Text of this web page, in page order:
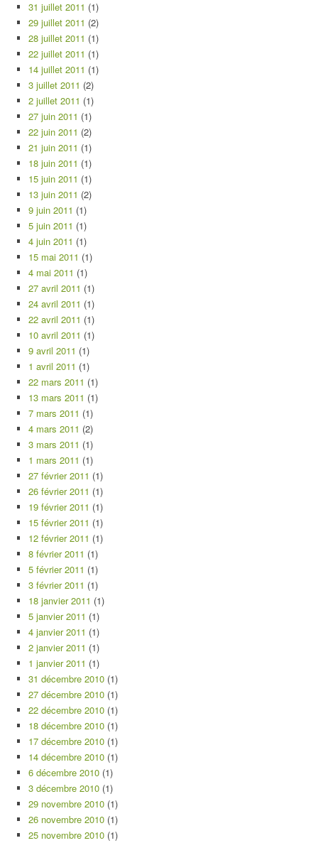
31 juillet 2011 (1)
29 juillet 2011 (2)
28 juillet 2011 (1)
22 juillet 2011 (1)
14 juillet 2011 (1)
3 juillet 2011 (2)
2 juillet 2011 (1)
27 juin 2011 (1)
22 juin 2011 (2)
21 juin 2011 (1)
18 juin 2011 (1)
15 juin 2011 (1)
13 juin 2011 (2)
9 juin 2011 (1)
5 juin 2011 (1)
4 juin 2011 (1)
15 mai 2011 (1)
4 mai 2011 (1)
27 avril 2011 (1)
24 avril 2011 (1)
22 avril 2011 (1)
10 avril 2011 (1)
9 avril 2011 (1)
1 avril 2011 (1)
22 mars 2011 (1)
13 mars 2011 (1)
7 mars 2011 (1)
4 mars 2011 (2)
3 mars 2011 (1)
1 mars 2011 (1)
27 février 2011 (1)
26 février 2011 (1)
19 février 2011 (1)
15 février 2011 (1)
12 février 2011 (1)
8 février 2011 (1)
5 février 2011 (1)
3 février 2011 (1)
18 janvier 2011 (1)
5 janvier 2011 (1)
4 janvier 2011 (1)
2 janvier 2011 (1)
1 janvier 2011 (1)
31 décembre 2010 (1)
27 décembre 2010 (1)
22 décembre 2010 (1)
18 décembre 2010 (1)
17 décembre 2010 (1)
14 décembre 2010 (1)
6 décembre 2010 (1)
3 décembre 2010 (1)
29 novembre 2010 (1)
26 novembre 2010 (1)
25 novembre 2010 (1)